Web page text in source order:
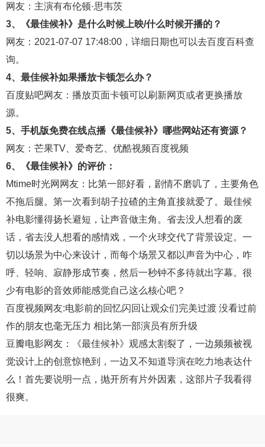
网友：主演有布伦顿·思韦茨
3、《最佳候补》是什么时候上映/什么时候开播的？
网友：2021-07-07 17:48:00，详细日期也可以去百度百科查
询。
4、最佳候补如果播放卡顿怎么办？
百度贴吧网友：播放页面卡顿可以刷新网页或者更换播放
源。
5、手机版免费在线点播《最佳候补》哪些网站还有资源？
网友： 芒果TV 爱奇艺 优酷视频百度视频
6、《最佳候补》的评价：
Mtime时光网 网友：比第一部好看，剧情不磨叽了，主要角色
不拖后腿。第一次看到胡子拉碴的主角直接就爱了。最佳候
补电影懂得扬长避短，让声音做主角。省去没人想看的废
话，省去没人想看的感情戏，一个火球交代了背景设定。一
切以场景为中心来设计，而每个场景又都以声音为中心，咋
呼、轻响、寂静形成节奏，然后一秒钟不多待就出字幕。很
少有电影的音效师能感觉自己这么核心吧？
百度视频网友:电影前的回忆闪回让观众们完美过渡 没看过前
作的朋友也毫无压力 相比第一部演员有所升级
豆瓣电影网友：《最佳候补》观感太割裂了，一边频频被视
觉设计上的创意惊艳到，一边又不知道导演在吃力地表达什
么！首先要说明一点，抛开所有片外因素，这部片子我看得
很爽。